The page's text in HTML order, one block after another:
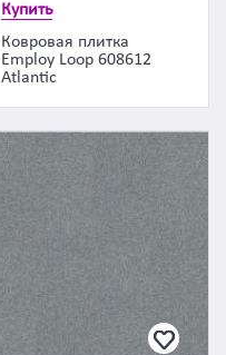
Купить
Ковровая плитка
Employ Loop 608612
Atlantic